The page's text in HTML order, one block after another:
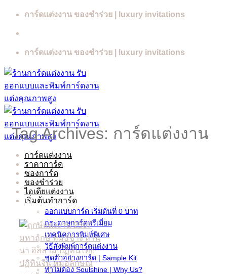
Skip
การ์ดแต่งงาน ของชำร่วย | luxury invitations
การ์ดแต่งงาน ของชำร่วย | luxury invitations
การ์ดแต่งงาน
ราคาการ์ด
ซองการ์ด
ของชำร่วย
ไอเดียแต่งงาน
เริ่มต้นทำการ์ด
ออกแบบการ์ด เริ่มต้นที่ 0 บาท
กระดาษการ์ดพรีเมี่ยม
เทคนิคการพิมพ์พิเศษ
วิธีสั่งพิมพ์การ์ดแต่งงาน
ชุดตัวอย่างการ์ด | Sample Kit
ทำไมต้อง Soulshine | Why Us?
Tag Archives: การ์ดแต่งงาน